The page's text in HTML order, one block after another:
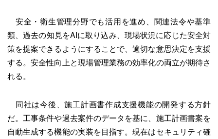
安全・衛生管理分野でも活用を進め、関連法令や基準
類、過去の知見をAIに取り込み、現場状況に応じた安全対
策を提案できるようにすることで、適切な意思決定を支援
する。安全性向上と現場管理業務の効率化の両立が期待さ
れる。
同社は今後、施工計画書作成支援機能の開発する方針
だ。工事条件や過去案件のデータを基に、施工計画書案を
自動生成する機能の実装を目指す。現在はセキュリティ確